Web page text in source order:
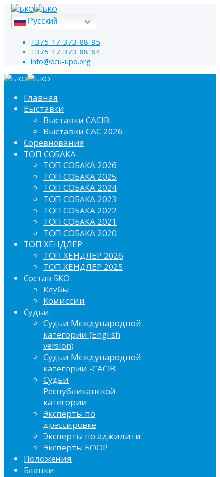
Русский
+375-17-373-88-95
+375-17-373-88-64
info@bcu-upo.org
Главная
Выставки
Выставки CACIB
Выставки САС 2026
Соревнования
ТОП СОБАКА
ТОП СОБАКА 2026
ТОП СОБАКА 2025
ТОП СОБАКА 2024
ТОП СОБАКА 2023
ТОП СОБАКА 2022
ТОП СОБАКА 2021
ТОП СОБАКА 2020
ТОП ХЕНДЛЕР
ТОП ХЕНДЛЕР 2026
ТОП ХЕНДЛЕР 2025
Состав БКО
Клубы
Комиссии
Судьи
Судьи Международной
категории (English
version)
Судьи Международной
категории -CACIB
Судьи
Республиканской
категории
Эксперты по
дрессировке
Эксперты по аджилити
Эксперты БООР
Положения
Бланки